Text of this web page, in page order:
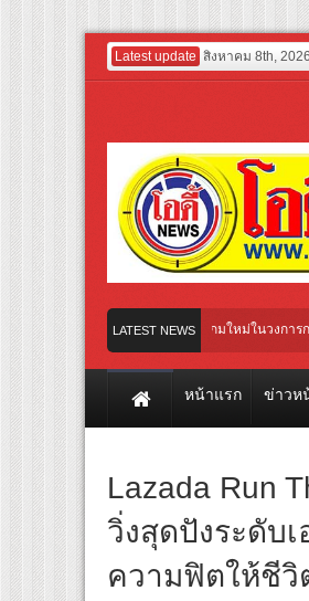
Latest update สิงหาคม 8th,
LATEST NEWS
GROUP เปิดเกมใหม่ในวงการการศึกษา
ชุ่มชื่น ชวน “ญาญ่า” ปลุกกระแส ผิวโชกุ ผิวโชว์ได้
หน้าแรก ข่าวห
Lazada Run
วิ่งสุดปังระดับเ
ความฟิตให้ชีวิ